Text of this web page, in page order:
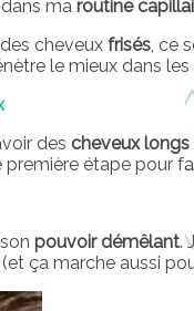
ma routine
cheveux frisés , ce
le mieux dans
des cheveux
étape pour
pouvoir démêlant.
ça marche aussi